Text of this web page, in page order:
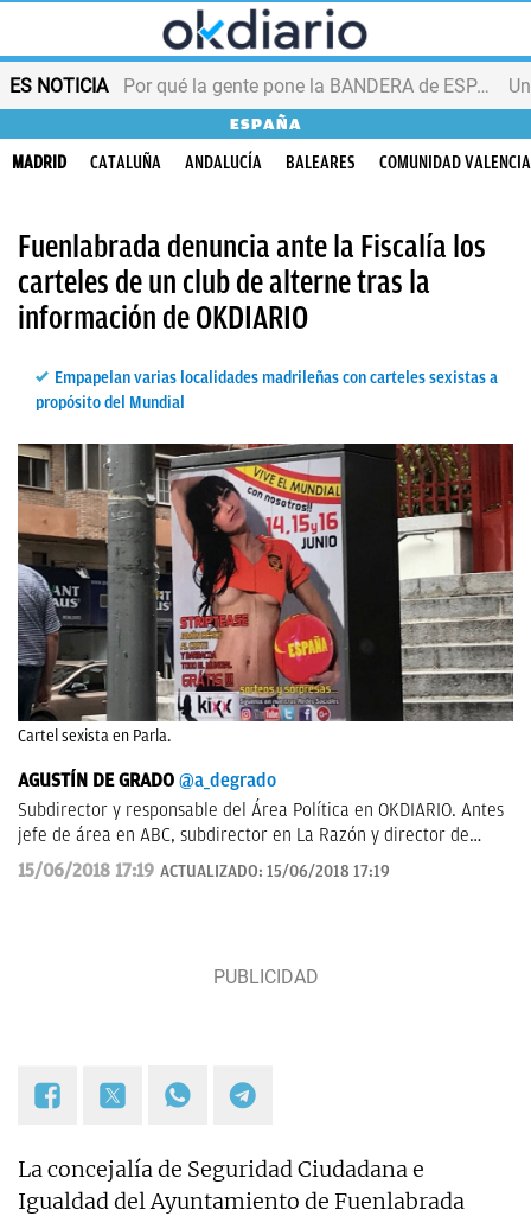
ES NOTICIA Por qué la gente pone la BANDERA de ESPAÑA en el balcón
ESPAÑA
MADRID CATALUÑA ANDALUCÍA BALEARES COMUNIDAD
Fuenlabrada denuncia ante la Fiscalía los
carteles de un club de alterne tras la
información de OKDIARIO
Empapelan varias localidades madrileñas con carteles sexistas a
propósito del Mundial
Cartel sexista en Parla.
AGUSTÍN DE GRADO @a_degrado
Subdirector y responsable del Área Política en OKDIARIO. Antes
jefe de área en ABC, subdirector en La Razón y director de
Informativos en Telemadrid.
15/06/2018 17:19 ACTUALIZADO: 15/06/2018 17:19
La concejalía de Seguridad Ciudadana e
Igualdad del Ayuntamiento de Fuenlabrada